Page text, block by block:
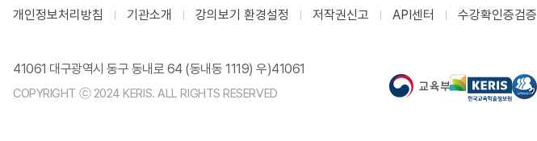
개인정보처리방침 기관소개 강의보기 환경설정 저작권신고 API센터 수강확인증검증
41061 대구광역시 동구 동내로 64 (동내동 1119) 우)41061
COPYRIGHT ⓒ 2024 KERIS. ALL RIGHTS RESERVED